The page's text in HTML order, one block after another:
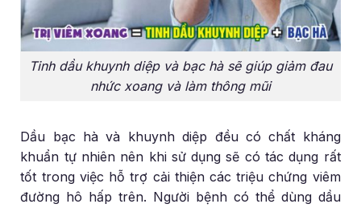
Tinh dầu khuynh diệp và bạc hà sẽ giúp giảm đau
nhức xoang và làm thông mũi
Dầu bạc hà và khuynh diệp đều có chất kháng
khuẩn tự nhiên nên khi sử dụng sẽ có tác dụng rất
tốt trong việc hỗ trợ cải thiện các triệu chứng viêm
đường hô hấp trên. Người bệnh có thể dùng dầu